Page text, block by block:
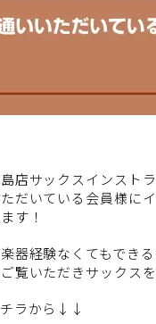
店サックスインスト
だいている会員様に
す！
器経験なくてもでき
覧いただきサックス
チラから↓↓